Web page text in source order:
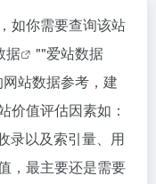
如你需要查询该站
据 ""爱站数据
站数据参考，建
价值评估因素如：
录以及索引量、用
，最主要还是需要